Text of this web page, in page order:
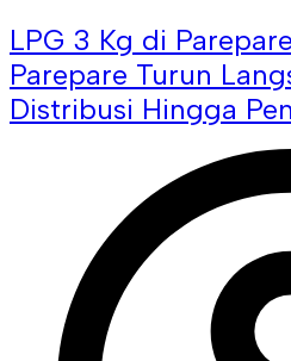
LPG 3 Kg di
Parepare Turun
Distribusi Hingga